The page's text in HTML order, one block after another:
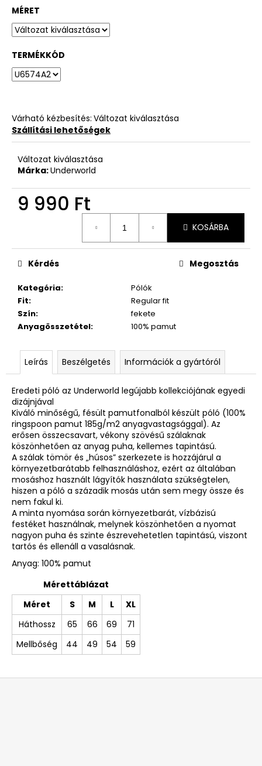
MÉRET
TERMÉKKÓD
Várható kézbesítés: Változat kiválasztása
Szállítási lehetőségek
Változat kiválasztása
Márka:Underworld
9 990 Ft
KOSÁRBA
Kategória:
Pólók
Fit:
Regular fit
Szín:
fekete
Anyagösszetétel: 100% pamut
Kérdés Megosztás
Leírás Beszélgetés Információk a gyártóról
Eredeti póló az Underworld legújabb kollekciójának egyedi
dizájnjával
Kiváló minőségű, fésült pamutfonalból készült póló (100%
ringspoon pamut 185g/m2 anyagvastagsággal). Az
erősen összecsavart, vékony szövésű szálaknak
köszönhetően az anyag puha, kellemes tapintású.
A szálak tömör és „húsos” szerkezete is hozzájárul a
környezetbarátabb felhasználáshoz, ezért az általában
mosáshoz használt lágyítók használata szükségtelen,
hiszen a póló a századik mosás után sem megy össze és
nem fakul ki.
A minta nyomása során környezetbarát, vízbázisú
festéket használnak, melynek köszönhetően a nyomat
nagyon puha és szinte észrevehetetlen tapintású, viszont
tartós és ellenáll a vasalásnak.
Anyag: 100% pamut
Mérettáblázat
Méret
S M L
XL
Háthossz
65 66 69
71
Mellbőség
44 49 54 59
L